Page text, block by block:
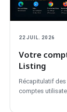
22 JUIL. 2026
Votre
Listing
Récapitulatif des
comptes
outils en ligne,